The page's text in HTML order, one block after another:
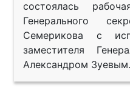
состоялась
Генерального
Семерикова с
заместителя
Александром Зуевым.